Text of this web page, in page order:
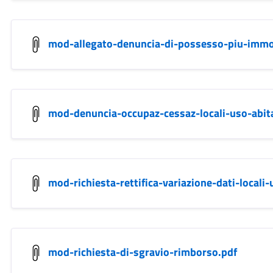
mod-allegato-denuncia-di-possesso-piu-
mod-denuncia-occupaz-cessaz-locali-uso-
mod-richiesta-rettifica-variazione-dati-
mod-richiesta-di-sgravio-rimborso.pdf